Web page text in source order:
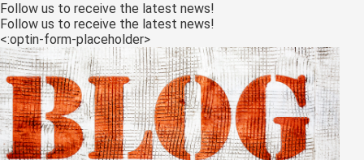
Follow us to receive the latest news!
Follow us to receive the latest news!
<:optin-form-placeholder>